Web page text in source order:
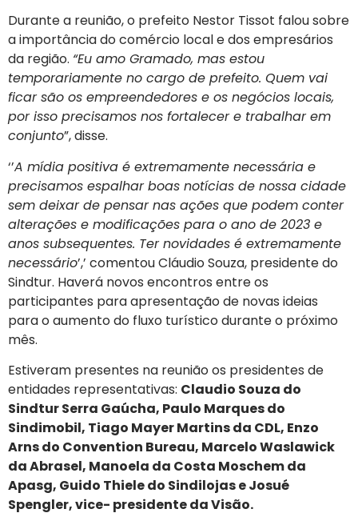
Durante a reunião, o prefeito Nestor Tissot falou sobre
a importância do comércio local e dos empresários
da região. “Eu amo Gramado, mas estou
temporariamente no cargo de prefeito. Quem vai
ficar são os empreendedores e os negócios locais,
por isso precisamos nos fortalecer e trabalhar em
conjunto”, disse.
‘’A mídia positiva é extremamente necessária e
precisamos espalhar boas notícias de nossa cidade
sem deixar de pensar nas ações que podem conter
alterações e modificações para o ano de 2023 e
anos subsequentes. Ter novidades é extremamente
necessário’,’ comentou Cláudio Souza, presidente do
Sindtur. Haverá novos encontros entre os
participantes para apresentação de novas ideias
para o aumento do fluxo turístico durante o próximo
mês.
Estiveram presentes na reunião os presidentes de
entidades representativas: Claudio Souza do
Sindtur Serra Gaúcha, Paulo Marques do
Sindimobil, Tiago Mayer Martins da CDL, Enzo
Arns do Convention Bureau, Marcelo Waslawick
da Abrasel, Manoela da Costa Moschem da
Apasg, Guido Thiele do Sindilojas e Josué
Spengler, vice- presidente da Visão.